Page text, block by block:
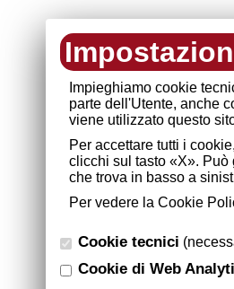
Impieghiamo cookie
parte dell'Utente, anche
viene utilizzato questo
Per accettare tutti i
clicchi sul tasto «X».
che trova in basso a
Per vedere la Cookie
Cookie tecnici
Cookie di Web